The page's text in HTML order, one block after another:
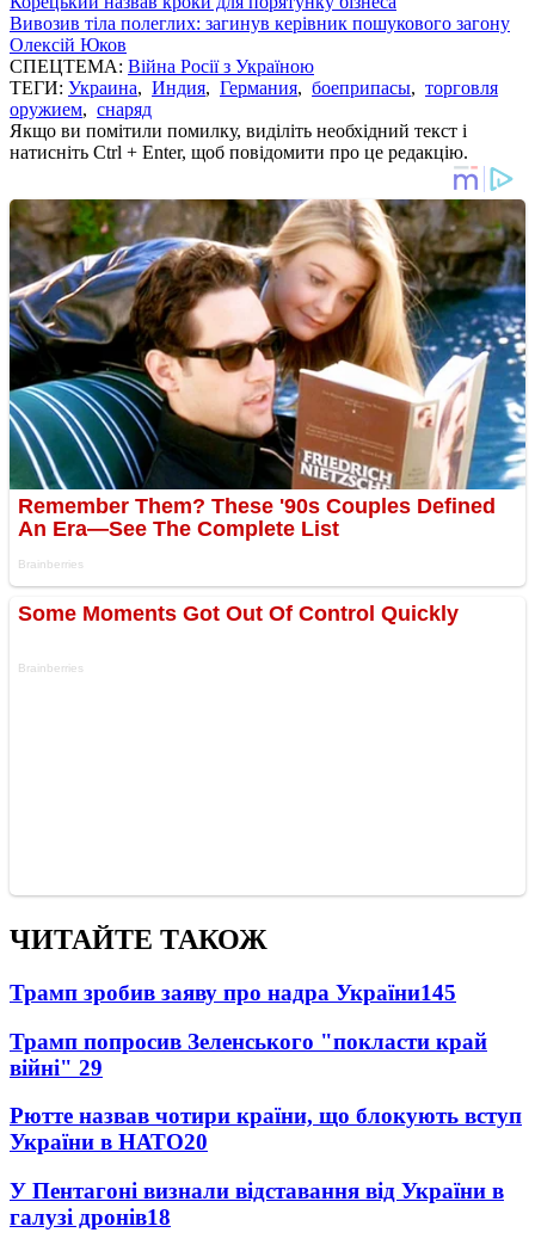
Вивозив тіла полеглих: загинув керівник пошукового загону
Олексій Юков
СПЕЦТЕМА: Війна Росії з Україною
ТЕГИ: Украина, Индия, Германия, боеприпасы, торговля
оружием, снаряд
Якщо ви помітили помилку, виділіть необхідний текст і
натисніть Ctrl + Enter, щоб повідомити про це редакцію.
ЧИТАЙТЕ ТАКОЖ
Трамп зробив заяву про надра України145
Трамп попросив Зеленського "покласти край
війні" 29
Рютте назвав чотири країни, що блокують вступ
України в НАТО20
У Пентагоні визнали відставання від України в
галузі дронів18